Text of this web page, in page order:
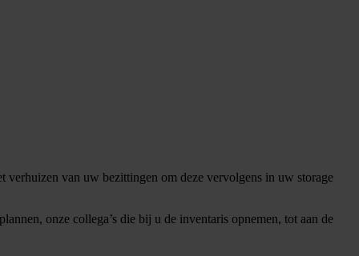
van uw bezittingen om deze vervolgens in uw storage
onze collega’s die bij u de inventaris opnemen, tot aan de